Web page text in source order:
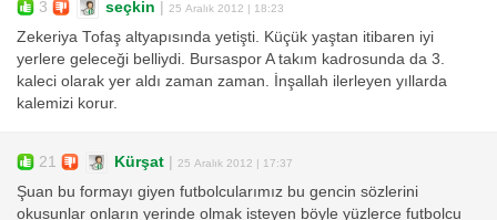
3 seçkin | 25 Aralık 2012 | 18:23
Zekeriya Tofaş altyapısında yetişti. Küçük yaştan itibaren iyi
yerlere geleceği belliydi. Bursaspor A takım kadrosunda da 3.
kaleci olarak yer aldı zaman zaman. İnşallah ilerleyen yıllarda
kalemizi korur.
21 Kürşat | 25 Aralık 2012 | 17:37
Şuan bu formayı giyen futbolcularımız bu gencin sözlerini
okusunlar onların yerinde olmak isteyen böyle yüzlerce futbolcu